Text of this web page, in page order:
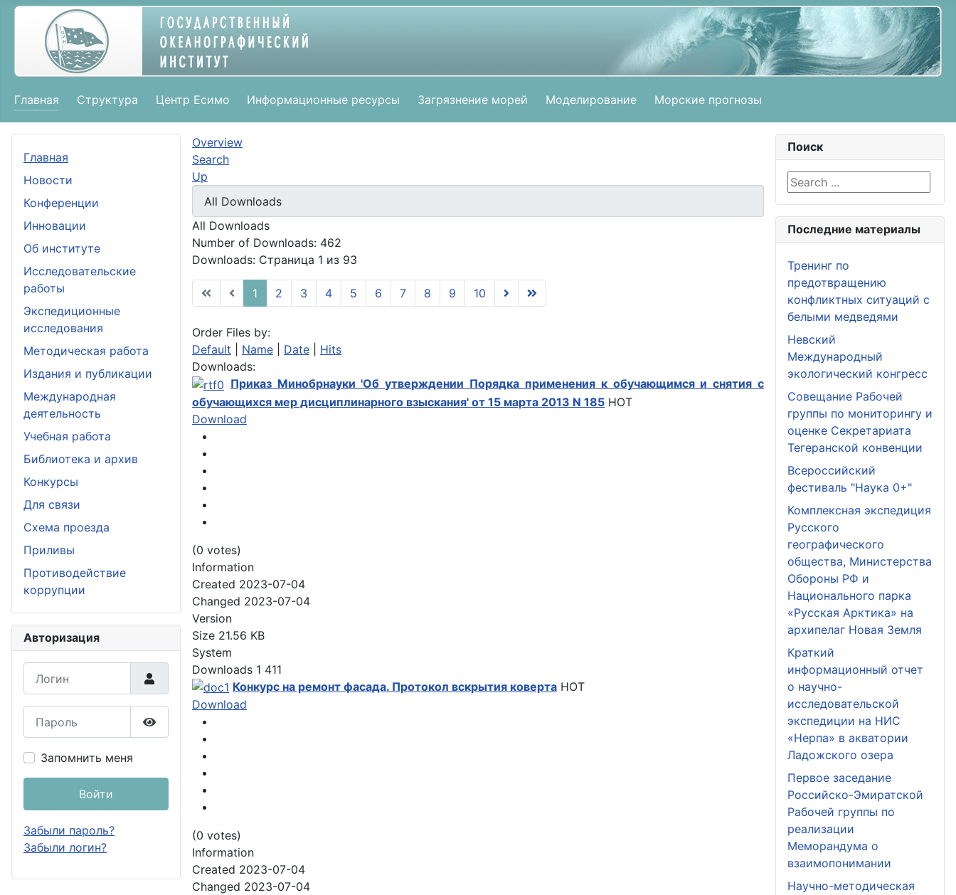
Главная Структура Центр Есимо Информационные ресурсы Загрязнение морей Моделирование Морские прогнозы
Главная
Новости
Конференции
Инновации
Об институте
Исследовательские
работы
Экспедиционные
исследования
Методическая работа
Издания и публикации
Международная
деятельность
Учебная работа
Библиотека и архив
Конкурсы
Для связи
Схема проезда
Приливы
Противодействие
коррупции
Авторизация
Показать пароль
Запомнить меня
Войти
Забыли пароль?
Забыли логин?
Overview
Search
Up
All Downloads
Number of Downloads: 462
Downloads: Страница 1 из 93
1 2 3 4 5 6 7 8 9 10
Order Files by:
Default
Name Date
Hits
Downloads:
Приказ Минобрнауки 'Об утверждении Порядка применения к обучающимся и снятия с
обучающихся мер дисциплинарного взыскания' от 15 марта 2013 N 185 HOT
Download
(0 votes)
Information
Created 2023-07-04
Changed 2023-07-04
Version
Size 21.56 KB
System
Downloads 1 411
Конкурс на ремонт фасада. Протокол вскрытия коверта HOT
Download
(0 votes)
Information
Created 2023-07-04
Changed 2023-07-04
Поиск
Search ...
Последние материалы
Тренинг по
предотвращению
конфликтных ситуаций с
белыми медведями
Невский
Международный
экологический конгресс
Совещание Рабочей
группы по мониторингу и
оценке Секретариата
Тегеранской конвенции
Всероссийский
фестиваль "Наука 0+"
Комплексная экспедиция
Русского
географического
общества, Министерства
Обороны РФ и
Национального парка
«Русская Арктика» на
архипелаг Новая Земля
Краткий
информационный отчет
о научно-
исследовательской
экспедиции на НИС
«Нерпа» в акватории
Ладожского озера
Первое заседание
Российско-Эмиратской
Рабочей группы по
реализации
Меморандума о
взаимопонимании
Научно-методическая